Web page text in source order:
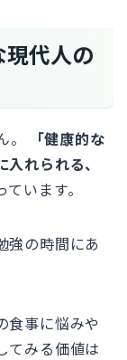
代人の
。
「健康的な
れられる、
います。
強の時間にあ
食事に悩みや
てみる価値は